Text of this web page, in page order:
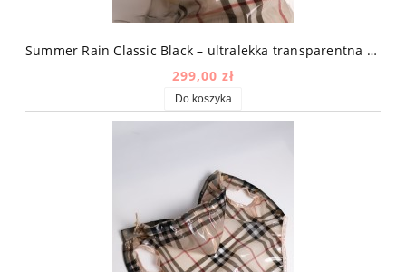
Summer Rain Classic Black – ultralekka transparentna kurtka przeciwdeszczowa dla psa w kratę
299,00 zł
Do koszyka